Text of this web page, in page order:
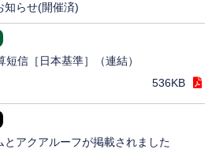
知らせ(開催済)
信［日本基準］（連結）
536KB
アクアルーフが掲載されました